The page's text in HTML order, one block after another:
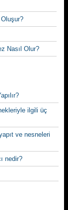
Nasıl Olur?
ilgili üç
ve nesneleri
nedir?